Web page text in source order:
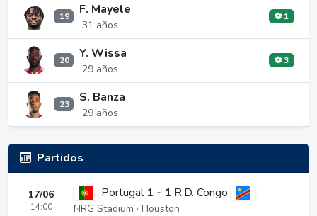
19 F. Mayele
31 años
⚽ 1
20 Y. Wissa
29 años
⚽ 3
23 S. Banza
29 años
Partidos
17/06
14:00
Portugal 1 - 1 R.D. Congo
NRG Stadium · Houston